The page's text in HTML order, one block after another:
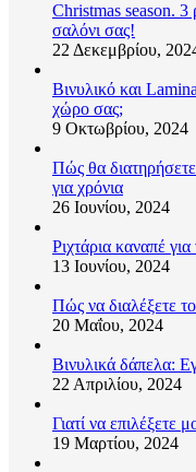
Christmas season. 3
σαλόνι σας!
22 Δεκεμβρίου,
Βινυλικό και
χώρο σας;
9 Οκτωβρίου, 2024
Πώς θα
για χρόνια
26 Ιουνίου, 2024
Ριχτάρια καναπέ
13 Ιουνίου, 2024
Πώς να διαλέξετε
20 Μαΐου, 2024
Βινυλικά δάπελα:
22 Απριλίου, 2024
Γιατί να επιλέξετε
19 Μαρτίου, 2024